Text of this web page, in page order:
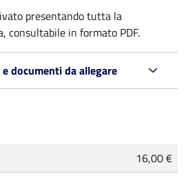
presentando tutta la
consultabile in formato PDF.
documenti da allegare
16,00 €